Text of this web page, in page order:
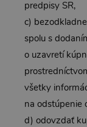
predpisy SR,
c)
spolu s
o uzavretí
všetky
na odstúpenie
d) odovzdať